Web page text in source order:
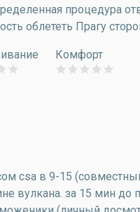
процедура
облететь Прагу
Комфорт
csa в 9-15
вулкана. за 15 мин до